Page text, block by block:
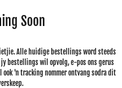
Soon
Alle huidige bestellings word steeds
jy bestellings wil opvolg, e-pos ons gerus
ook 'n tracking nommer ontvang sodra dit